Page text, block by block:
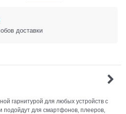
доставки
гарнитурой для любых устройств с
для смартфонов, плееров,